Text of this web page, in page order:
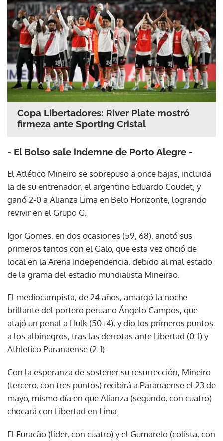
Copa Libertadores: River Plate mostró
firmeza ante Sporting Cristal
- El Bolso sale indemne de Porto Alegre -
El Atlético Mineiro se sobrepuso a once bajas, incluida
la de su entrenador, el argentino Eduardo Coudet, y
ganó 2-0 a Alianza Lima en Belo Horizonte, logrando
revivir en el Grupo G.
Igor Gomes, en dos ocasiones (59, 68), anotó sus
primeros tantos con el Galo, que esta vez ofició de
local en la Arena Independencia, debido al mal estado
de la grama del estadio mundialista Mineirao.
El mediocampista, de 24 años, amargó la noche
brillante del portero peruano Ángelo Campos, que
atajó un penal a Hulk (50+4), y dio los primeros puntos
a los albinegros, tras las derrotas ante Libertad (0-1) y
Athletico Paranaense (2-1).
Con la esperanza de sostener su resurrección, Mineiro
(tercero, con tres puntos) recibirá a Paranaense el 23 de
mayo, mismo día en que Alianza (segundo, con cuatro)
chocará con Libertad en Lima.
El Furacão (líder, con cuatro) y el Gumarelo (colista, con